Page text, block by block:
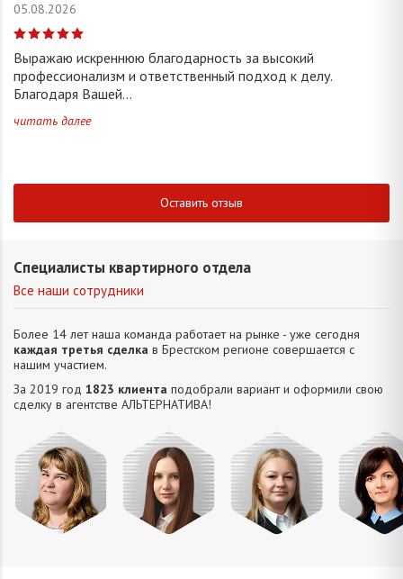
05.08.2026
Выражаю искреннюю благодарность за высокий
профессионализм и ответственный подход к делу.
Благодаря Вашей...
читать далее
Оставить отзыв
Специалисты квартирного отдела
Все наши сотрудники
Более 14 лет наша команда работает на рынке - уже сегодня
каждая третья сделка в Брестском регионе совершается с
нашим участием.
За 2019 год 1823 клиента подобрали вариант и оформили свою
сделку в агентстве АЛЬТЕРНАТИВA!